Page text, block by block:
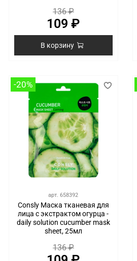
136 ₽
109 ₽
В корзину
-20%
арт.658392
Consly Маска тканевая для
лица с экстрактом огурца -
daily solution cucumber mask
sheet, 25мл
136 ₽